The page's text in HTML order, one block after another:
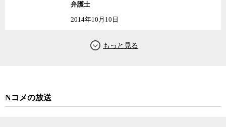
弁護士
2014年10月10日
Nコメの放送